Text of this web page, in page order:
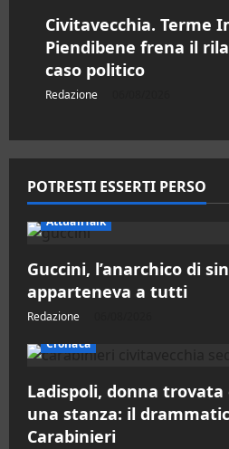
Civitavecchia. Terme
Piendibene frena il
caso politico
Redazione
POTRESTI ESSERTI PERSO
AttualiTalk
Guccini, l’anarchico di
apparteneva a tutti
Redazione
Cronaca
Ladispoli, donna trovata
una stanza: il
Carabinieri